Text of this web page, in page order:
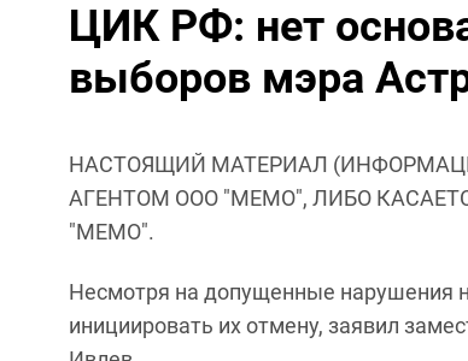
ЦИК РФ: нет
выборов мэра
НАСТОЯЩИЙ МАТЕРИАЛ
АГЕНТОМ ООО "МЕМО", ЛИБО
"МЕМО".
Несмотря на допущенные нарушения
инициировать их отмену, заявил